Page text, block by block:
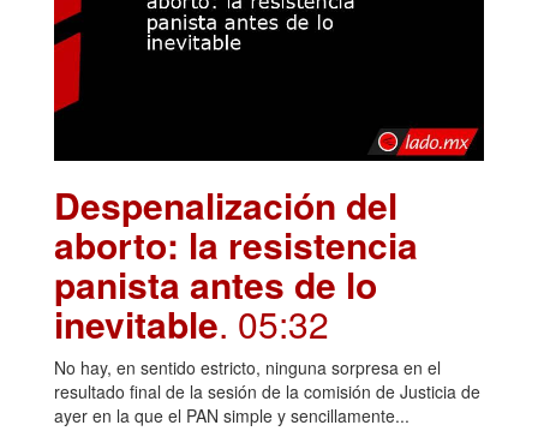
Despenalización del
aborto: la resistencia
panista antes de lo
inevitable. 05:32
No hay, en sentido estricto, ninguna sorpresa en el
resultado final de la sesión de la comisión de Justicia de
ayer en la que el PAN simple y sencillamente...